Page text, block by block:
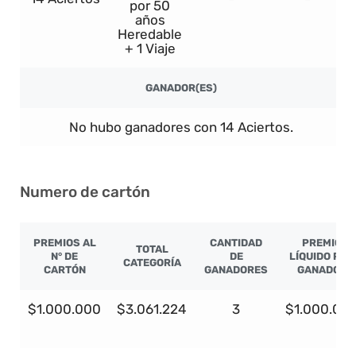
por 50
años
Heredable
+ 1 Viaje
GANADOR(ES)
No hubo ganadores con 14 Aciertos.
Numero de cartón
PREMIOS AL
N° DE
CARTÓN
TOTAL
CATEGORÍA
CANTIDAD
DE
GANADORES
PREMIO
LÍQUIDO POR
GANADOR
$1.000.000 $3.061.224 3